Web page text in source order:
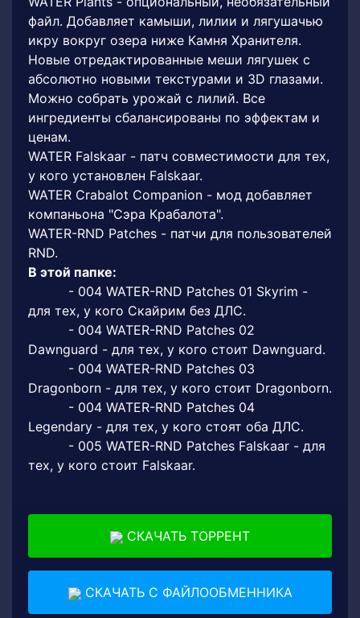
файл. Добавляет камыши, лилии и лягушачью
икру вокруг озера ниже Камня Хранителя.
Новые отредактированные меши лягушек с
абсолютно новыми текстурами и 3D глазами.
Можно собрать урожай с лилий. Все
ингредиенты сбалансированы по эффектам и
ценам.
WATER Falskaar - патч совместимости для тех,
у кого установлен Falskaar.
WATER Crabalot Companion - мод добавляет
компаньона "Сэра Крабалота".
WATER-RND Patches - патчи для пользователей
RND.
В этой папке:
- 004 WATER-RND Patches 01 Skyrim -
для тех, у кого Скайрим без ДЛС.
- 004 WATER-RND Patches 02
Dawnguard - для тех, у кого стоит Dawnguard.
- 004 WATER-RND Patches 03
Dragonborn - для тех, у кого стоит Dragonborn.
- 004 WATER-RND Patches 04
Legendary - для тех, у кого стоят оба ДЛС.
- 005 WATER-RND Patches Falskaar - для
тех, у кого стоит Falskaar.
СКАЧАТЬ ТОРРЕНТ
СКАЧАТЬ С ФАЙЛООБМЕННИКА